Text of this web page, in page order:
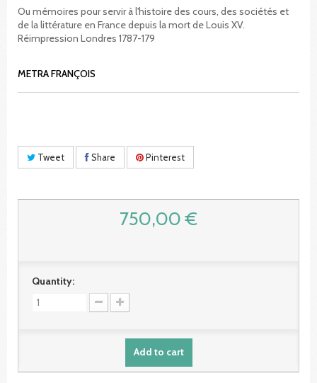
Ou mémoires pour servir à l'histoire des cours, des sociétés et
de la littérature en France depuis la mort de Louis XV.
Réimpression Londres 1787-179
METRA FRANÇOIS
Tweet Share Pinterest
750,00 €
Quantity:
Add to cart